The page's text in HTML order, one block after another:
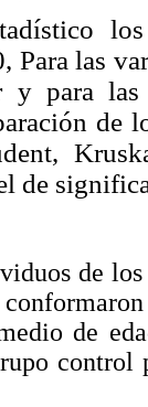
Para las
y para
de
de
de
de
control